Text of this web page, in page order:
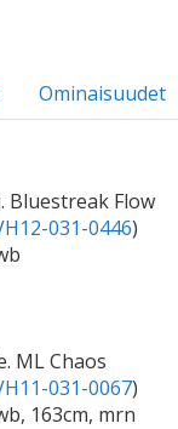
Ominaisuudet
Bluestreak Flow
031-0446)
ML Chaos
031-0067)
163cm, mrn